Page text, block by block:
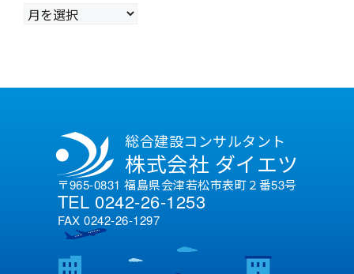
ア
ー
総合建設コンサルタント
株式会社 ダイエツ
〒965-0831 福島県会津若松市表町２番53号
TEL 0242-26-1253
FAX 0242-26-1297